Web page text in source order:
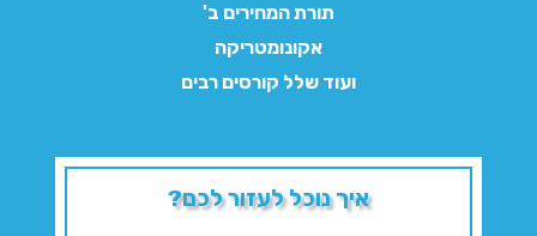
תורת המחירים ב'
אקונומטריקה
ועוד שלל קורסים רבים
איך נוכל לעזור לכם?